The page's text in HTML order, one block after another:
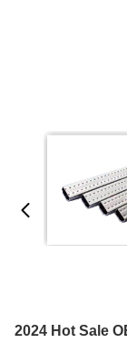
2024 Hot Sale